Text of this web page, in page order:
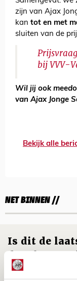
zijn van Ajax
kan tot en met
sluiten van de
bij VVV-
Wil jij ook
van Ajax Jonge
Bekijk alle
NET BINNEN //
Is dit de
de Johan
07 AUGUSTUS 2026 - 00:36